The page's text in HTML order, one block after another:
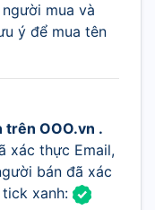
mua và
ý để mua tên
trên OOO.vn .
xác thực Email,
bán đã xác
xanh: